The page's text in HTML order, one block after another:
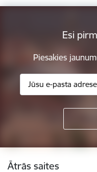
Esi
Piesakies
Kājene
Ātrās saites